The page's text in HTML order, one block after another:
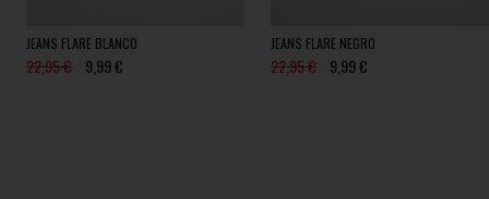
JEANS FLARE BLANCO
22,95 € 9,99 €
JEANS FLARE NEGRO
22,95 € 9,99 €